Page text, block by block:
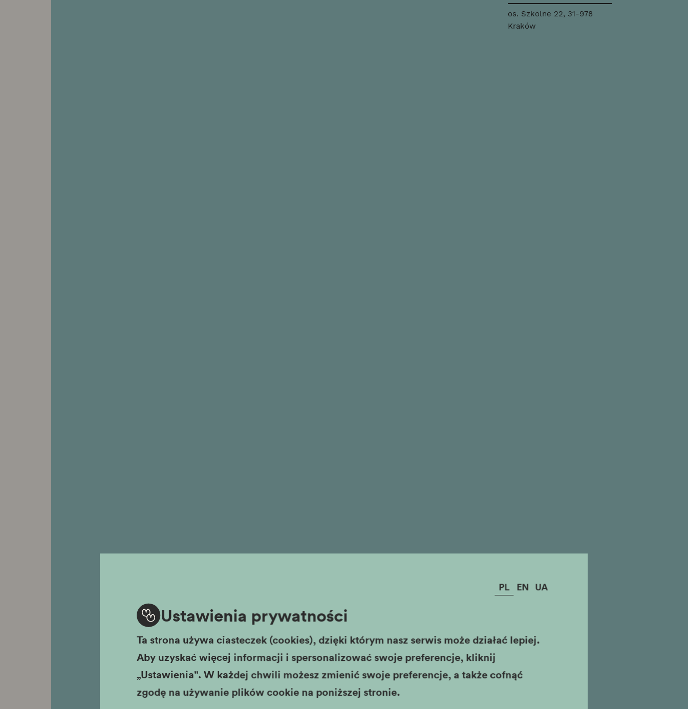
PL EN UA
Ustawienia prywatności
Ta strona używa ciasteczek (cookies), dzięki którym nasz serwis może działać lepiej.
Aby uzyskać więcej informacji i spersonalizować swoje preferencje, kliknij
„Ustawienia”. W każdej chwili możesz zmienić swoje preferencje, a także cofnąć
zgodę na używanie plików cookie na poniższej stronie.
os. Szkolne 22, 31-978
Kraków